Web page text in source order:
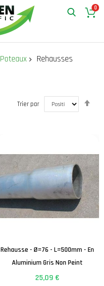
0
Poteaux Rehausses
Trier par
Rehausse - Ø=76 - L=500mm - En
Aluminium Gris Non Peint
25,09 €